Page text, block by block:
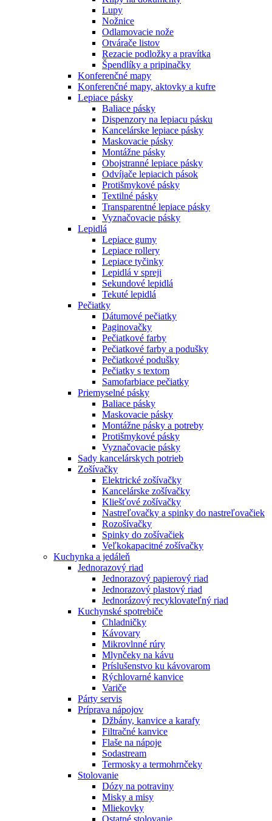
Lupy
Nožnice
Odlamovacie nože
Otvárače listov
Rezacie podložky a pravítka
Špendlíky a pripinačky
Konferenčné mapy
Konferenčné mapy, aktovky a kufre
Lepiace pásky
Baliace pásky
Dispenzory na lepiacu pásku
Kancelárske lepiace pásky
Maskovacie pásky
Montážne pásky
Obojstranné lepiace pásky
Odvíjače lepiacich pások
Protišmykové pásky
Textilné pásky
Transparentné lepiace pásky
Vyznačovacie pásky
Lepidlá
Lepiace gumy
Lepiace rollery
Lepiace tyčinky
Lepidlá v spreji
Sekundové lepidlá
Tekuté lepidlá
Pečiatky
Dátumové pečiatky
Paginovačky
Pečiatkové farby
Pečiatkové farby a podušky
Pečiatkové podušky
Pečiatky s textom
Samofarbiace pečiatky
Priemyselné pásky
Baliace pásky
Maskovacie pásky
Montážne pásky a potreby
Protišmykové pásky
Vyznačovacie pásky
Sady kancelárskych potrieb
Zošívačky
Elektrické zošívačky
Kancelárske zošívačky
Kliešťové zošívačky
Nastreľovačky a spinky do nastreľovačiek
Rozošívačky
Spinky do zošívačiek
Veľkokapacitné zošívačky
Kuchynka a jedáleň
Jednorazový riad
Jednorazový papierový riad
Jednorazový plastový riad
Jednorázový recyklovateľný riad
Kuchynské spotrebiče
Chladničky
Kávovary
Mikrovlnné rúry
Mlynčeky na kávu
Príslušenstvo ku kávovarom
Rýchlovarné kanvice
Variče
Párty servis
Príprava nápojov
Džbány, kanvice a karafy
Filtračné kanvice
Flaše na nápoje
Sodastream
Termosky a termohrnčeky
Stolovanie
Dózy na potraviny
Misky a misy
Mliekovky
Ostatné stolovanie